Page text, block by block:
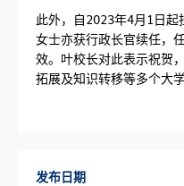
此外，自2023年4月1日
女士亦获行政长官续任，
效。叶校长对此表示祝贺
拓展及知识转移等多个大
发布日期